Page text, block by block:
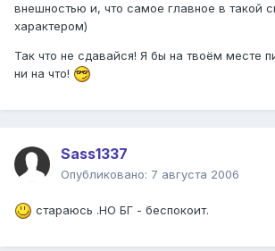
внешностью и, что самое главное в такой
характером)
Так что не сдавайся! Я бы на твоём месте
ни на что!
Sass1337
Опубликовано: 7 августа 2006
стараюсь .НО БГ - беспокоит.